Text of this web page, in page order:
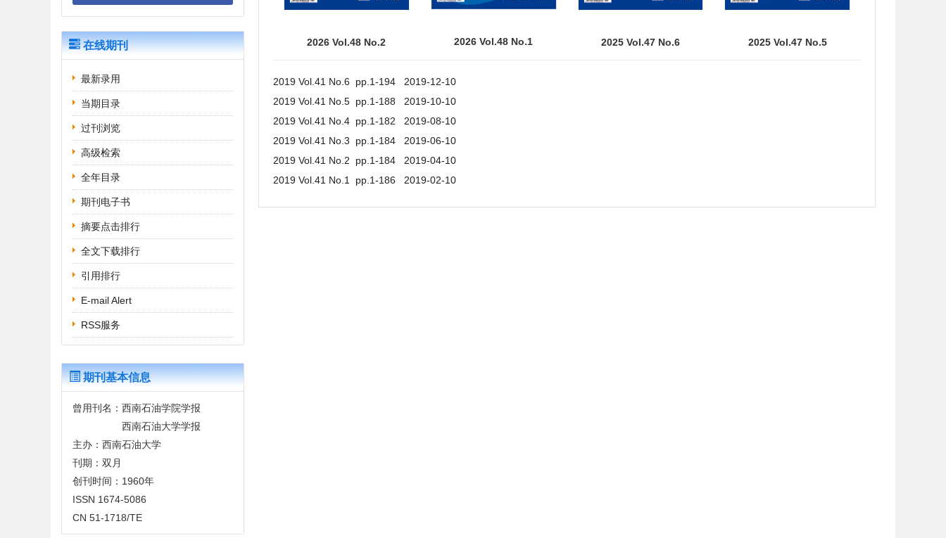
在线期刊
最新录用
当期目录
过刊浏览
高级检索
全年目录
期刊电子书
摘要点击排行
全文下载排行
引用排行
E-mail Alert
RSS服务
期刊基本信息
曾用刊名：西南石油学院学报
西南石油大学学报
主办：西南石油大学
刊期：双月
创刊时间：1960年
ISSN 1674-5086
CN 51-1718/TE
2026 Vol.48 No.2 2026 Vol.48 No.1 2025 Vol.47 No.6 2025 Vol.47 No.5
2019 Vol.41 No.6 pp.1-194 2019-12-10
2019 Vol.41 No.5 pp.1-188 2019-10-10
2019 Vol.41 No.4 pp.1-182 2019-08-10
2019 Vol.41 No.3 pp.1-184 2019-06-10
2019 Vol.41 No.2 pp.1-184 2019-04-10
2019 Vol.41 No.1 pp.1-186 2019-02-10